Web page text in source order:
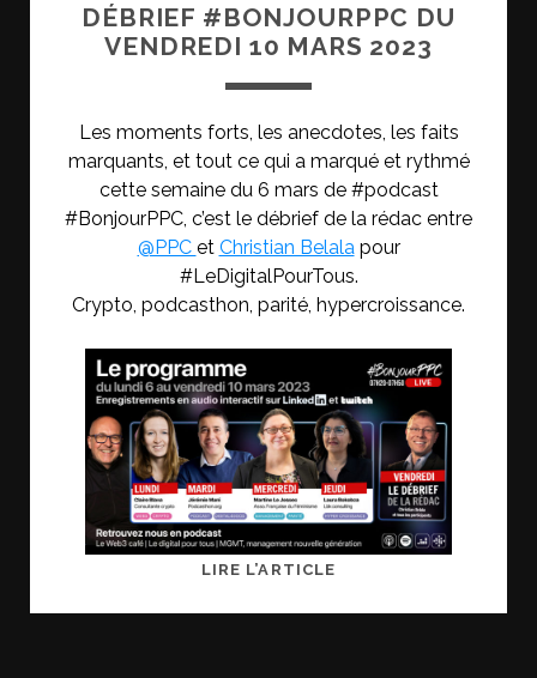
DÉBRIEF #BONJOURPPC DU
VENDREDI 10 MARS 2023
Les moments forts, les anecdotes, les faits
marquants, et tout ce qui a marqué et rythmé
cette semaine du 6 mars de #podcast
#BonjourPPC, c’est le débrief de la rédac entre
@PPC et Christian Belalapour
#LeDigitalPourTous.
Crypto, podcasthon, parité, hypercroissance.
LIRE L’ARTICLEDÉBRIEF